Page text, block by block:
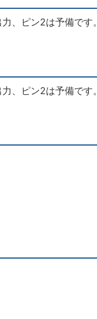
、ピン2は予備です。
、ピン2は予備です。